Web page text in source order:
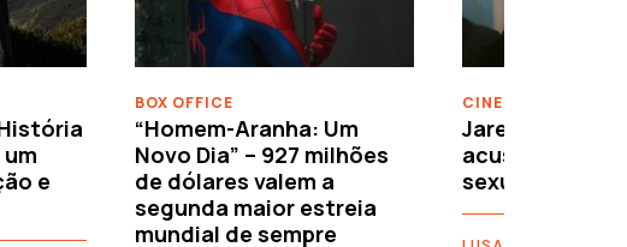
e
BOX OFFICE
“Homem-Aranha: Um
Novo Dia” – 927 milhões
de dólares valem a
segunda maior estreia
mundial de sempre
CINEMA
Jared Leto
acusações de
sexuais